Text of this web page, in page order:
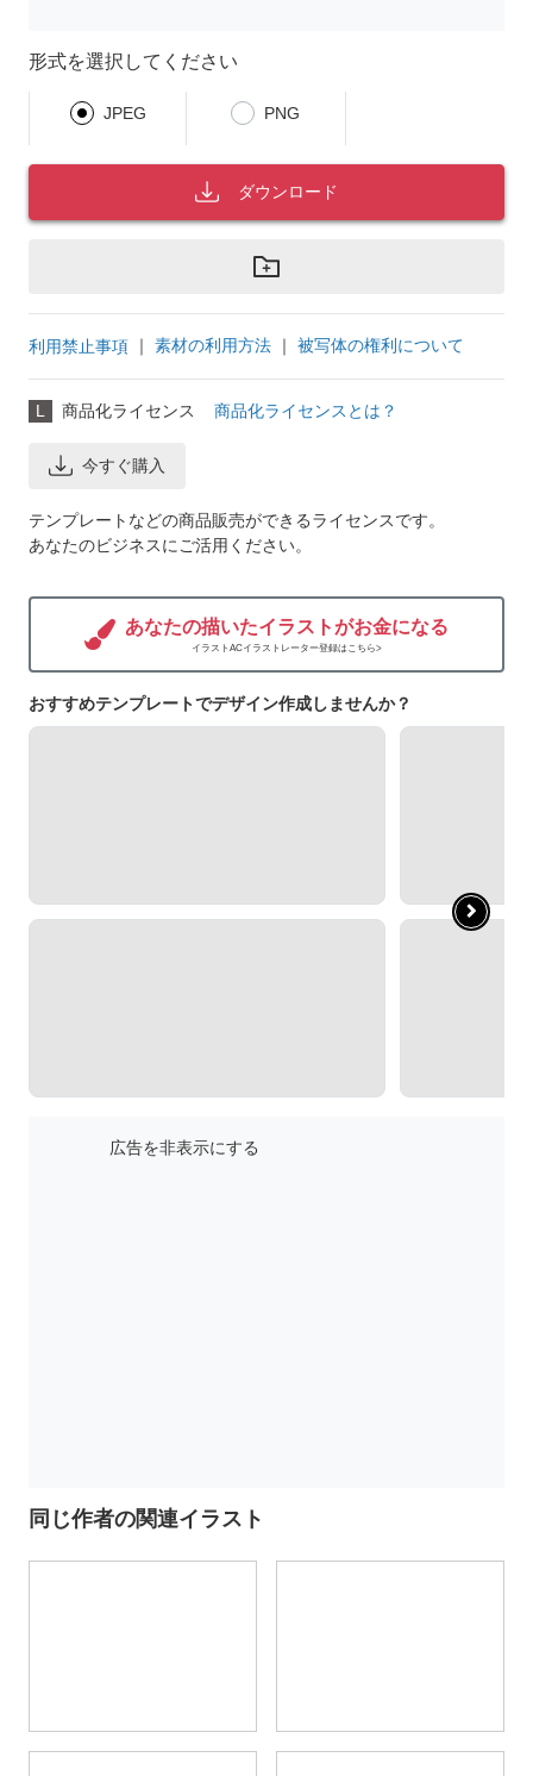
形式を選択してください
JPEG PNG
ダウンロード
利用禁止事項 ｜ 素材の利用方法 ｜ 被写体の権利について
L 商品化ライセンス 商品化ライセンスとは？
今すぐ購入
テンプレートなどの商品販売ができるライセンスです。
あなたのビジネスにご活用ください。
あなたの描いたイラストがお金になる
イラストACイラストレーター登録はこちら>
おすすめテンプレートでデザイン作成しませんか？
広告を非表示にする
同じ作者の関連イラスト